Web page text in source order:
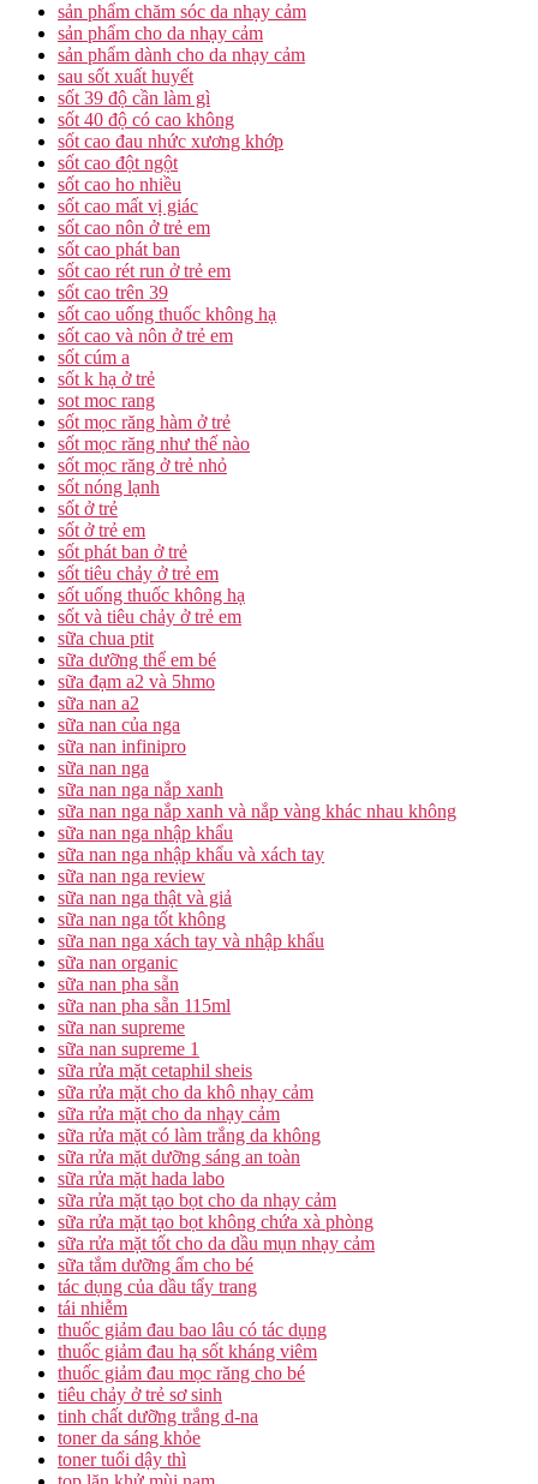
sản phẩm chăm sóc da nhạy cảm
sản phẩm cho da nhạy cảm
sản phẩm dành cho da nhạy cảm
sau sốt xuất huyết
sốt 39 độ cần làm gì
sốt 40 độ có cao không
sốt cao đau nhức xương khớp
sốt cao đột ngột
sốt cao ho nhiều
sốt cao mất vị giác
sốt cao nôn ở trẻ em
sốt cao phát ban
sốt cao rét run ở trẻ em
sốt cao trên 39
sốt cao uống thuốc không hạ
sốt cao và nôn ở trẻ em
sốt cúm a
sốt k hạ ở trẻ
sot moc rang
sốt mọc răng hàm ở trẻ
sốt mọc răng như thế nào
sốt mọc răng ở trẻ nhỏ
sốt nóng lạnh
sốt ở trẻ
sốt ở trẻ em
sốt phát ban ở trẻ
sốt tiêu chảy ở trẻ em
sốt uống thuốc không hạ
sốt và tiêu chảy ở trẻ em
sữa chua ptit
sữa dưỡng thể em bé
sữa đạm a2 và 5hmo
sữa nan a2
sữa nan của nga
sữa nan infinipro
sữa nan nga
sữa nan nga nắp xanh
sữa nan nga nắp xanh và nắp vàng khác nhau không
sữa nan nga nhập khẩu
sữa nan nga nhập khẩu và xách tay
sữa nan nga review
sữa nan nga thật và giả
sữa nan nga tốt không
sữa nan nga xách tay và nhập khẩu
sữa nan organic
sữa nan pha sẵn
sữa nan pha sẵn 115ml
sữa nan supreme
sữa nan supreme 1
sữa rửa mặt cetaphil sheis
sữa rửa mặt cho da khô nhạy cảm
sữa rửa mặt cho da nhạy cảm
sữa rửa mặt có làm trắng da không
sữa rửa mặt dưỡng sáng an toàn
sữa rửa mặt hada labo
sữa rửa mặt tạo bọt cho da nhạy cảm
sữa rửa mặt tạo bọt không chứa xà phòng
sữa rửa mặt tốt cho da dầu mụn nhạy cảm
sữa tắm dưỡng ẩm cho bé
tác dụng của dầu tẩy trang
tái nhiễm
thuốc giảm đau bao lâu có tác dụng
thuốc giảm đau hạ sốt kháng viêm
thuốc giảm đau mọc răng cho bé
tiêu chảy ở trẻ sơ sinh
tinh chất dưỡng trắng d-na
toner da sáng khỏe
toner tuổi dậy thì